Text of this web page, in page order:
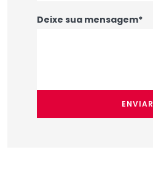
Deixe sua mensagem*
ENVIAR